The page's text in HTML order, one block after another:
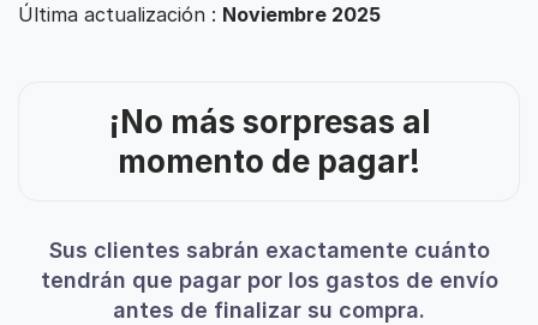
Última actualización : Noviembre 2025
¡No más sorpresas al
momento de pagar!
Sus clientes sabrán exactamente cuánto
tendrán que pagar por los gastos de envío
antes de finalizar su compra.